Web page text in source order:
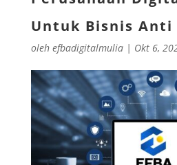
Untuk Bisnis Anti
oleh efbadigitalmulia| Okt 6,